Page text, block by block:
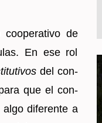
de
En ese rol
del con­
que el con­
di­fe­ren­te a